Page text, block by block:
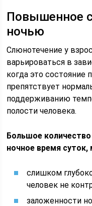
Повышенное
ночью
Слюнотечение у
варьироваться в
когда это состояние
препятствует
поддерживанию
полости человека.
Большое
ночное время
слишком
человек не
заложенности